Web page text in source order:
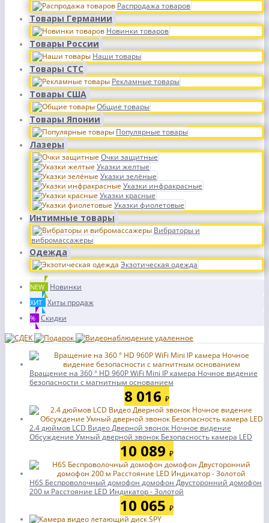
Распродажа товаров
Товары Германии
Новинки товаров
Товары России
Наши товары
Товары СТС
Рекламные товары
Товары США
Общие товары
Товары Японии
Популярные товары
Лазеры
Очки защитные
Указки желтые
Указки зелёные
Указки инфракрасные
Указки красные
Указки фиолетовые
Интимные товары
Вибраторы и
вибромассажеры
Одежда
Экзотическая одежда
NEW Новинки
ХИТ Хиты продаж
% Скидки
Вращение на 360 ° HD 960P WiFi Mini IP камера Ночное видение
безопасности с магнитным основанием
8 016 ₽
2.4 дюймов LCD Видео Дверной звонок Ночное видение
Обсуждение Умный дверной звонок Безопасность камера LED
10 089 ₽
H6S Беспроволочный домофон домофон Двусторонний домофон
200 м Расстояние LED Индикатор - Золотой
10 065 ₽